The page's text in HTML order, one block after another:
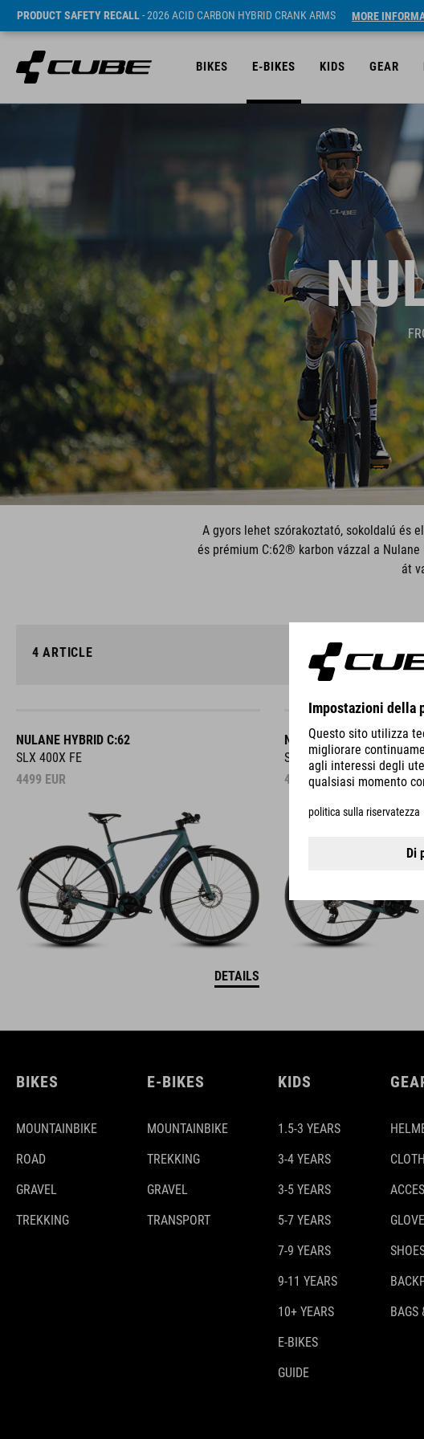
PRODUCT SAFETY RECALL- 2026 ACID CARBON HYBRID CRANK ARMS MORE
BIKES E-BIKES KIDS GEAR
A gyors lehet szórakoztató, sokoldalú és
és prémium C:62® karbon vázzal a
át
4 ARTICLE
NULANE HYBRID C:62
SLX 400X FE
4499 EUR
DETAILS
NULANE HYBRID C:62
SLX 400X
4299EUR
BIKES
MOUNTAINBIKE
ROAD
GRAVEL
TREKKING
E-BIKES
MOUNTAINBIKE
TREKKING
GRAVEL
TRANSPORT
KIDS
1.5-3 YEARS
3-4 YEARS
3-5 YEARS
5-7 YEARS
7-9 YEARS
9-11 YEARS
10+ YEARS
E-BIKES
GUIDE
BAGS